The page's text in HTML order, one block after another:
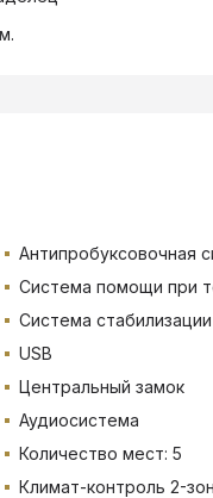
Антипробуксовочная
Система помощи при
Система стабилизации
USB
Центральный замок
Аудиосистема
Количество мест: 5
Климат-контроль 2-